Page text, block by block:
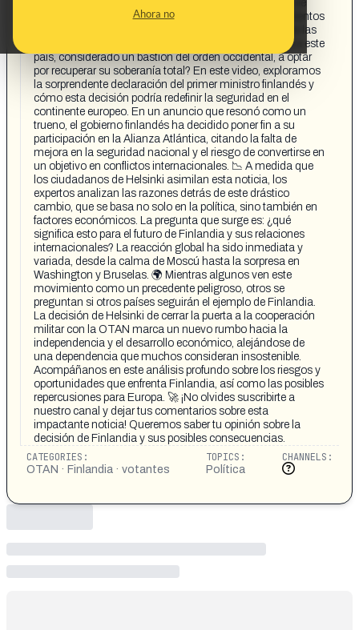
Ahora no
Finlandia de retirarse de la OTAN ha sacudido los cimientos
de Europa y ha dejado a muchos preguntándose sobre las
implicaciones de este cambio radical. 🇫🇮 ¿Qué llevó a este
país, considerado un bastión del orden occidental, a optar
por recuperar su soberanía total? En este video, exploramos
la sorprendente declaración del primer ministro finlandés y
cómo esta decisión podría redefinir la seguridad en el
continente europeo. En un anuncio que resonó como un
trueno, el gobierno finlandés ha decidido poner fin a su
participación en la Alianza Atlántica, citando la falta de
mejora en la seguridad nacional y el riesgo de convertirse en
un objetivo en conflictos internacionales. 📉 A medida que
los ciudadanos de Helsinki asimilan esta noticia, los
expertos analizan las razones detrás de este drástico
cambio, que se basa no solo en la política, sino también en
factores económicos. La pregunta que surge es: ¿qué
significa esto para el futuro de Finlandia y sus relaciones
internacionales? La reacción global ha sido inmediata y
variada, desde la calma de Moscú hasta la sorpresa en
Washington y Bruselas. 🌍 Mientras algunos ven este
movimiento como un precedente peligroso, otros se
preguntan si otros países seguirán el ejemplo de Finlandia.
La decisión de Helsinki de cerrar la puerta a la cooperación
militar con la OTAN marca un nuevo rumbo hacia la
independencia y el desarrollo económico, alejándose de
una dependencia que muchos consideran insostenible.
Acompáñanos en este análisis profundo sobre los riesgos y
oportunidades que enfrenta Finlandia, así como las posibles
repercusiones para Europa. 🚀 ¡No olvides suscribirte a
nuestro canal y dejar tus comentarios sobre esta
impactante noticia! Queremos saber tu opinión sobre la
decisión de Finlandia y sus posibles consecuencias.
CATEGORIES:
OTAN · Finlandia · votantes
TOPICS:
Política
CHANNELS: